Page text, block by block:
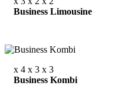
Business Limousine
x 4 x 3 x 3
Business Kombi